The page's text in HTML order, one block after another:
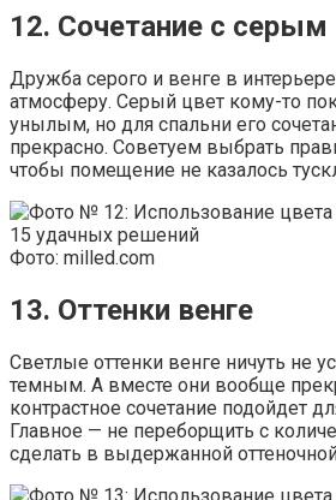
12. Сочетание с серым
Дружба серого и венге в
атмосферу. Серый цвет кому-то
унылым, но для спальни его
прекрасно. Советуем выбрать
чтобы помещение не казалось
Фото: milled.com
13. Оттенки венге
Светлые оттенки венге ничуть не
темным. А вместе они вообще
контрастное сочетание подойдет
Главное — не переборщить с
сделать в выдержанной